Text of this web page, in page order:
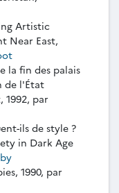
Artistic
Near East,
la fin des palais
de l'État
1992, par
ils de style ?
in Dark Age
1990, par